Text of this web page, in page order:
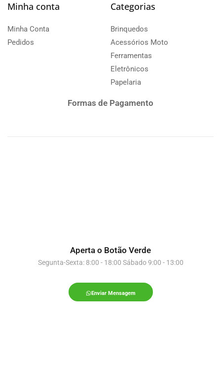
Minha conta
Minha Conta
Pedidos
Categorias
Brinquedos
Acessórios Moto
Ferramentas
Eletrônicos
Papelaria
Formas de Pagamento
Aperta o Botão Verde
Segunta-Sexta: 8:00 - 18:00 Sábado 9:00 - 13:00
Enviar Mensagem